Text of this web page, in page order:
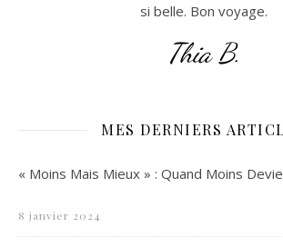
si belle. Bon voyage.
Thia B.
MES DERNIERS
« Moins Mais Mieux » : Quand Moins
8 janvier 2024